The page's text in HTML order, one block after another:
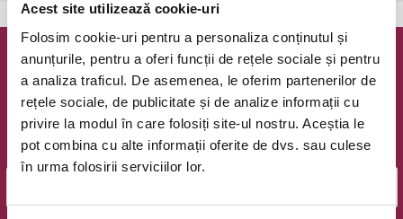
Acest site utilizează cookie-uri
Folosim cookie-uri pentru a personaliza conținutul și
anunțurile, pentru a oferi funcții de rețele sociale și pentru
a analiza traficul. De asemenea, le oferim partenerilor de
rețele sociale, de publicitate și de analize informații cu
privire la modul în care folosiți site-ul nostru. Aceștia le
pot combina cu alte informații oferite de dvs. sau culese
în urma folosirii serviciilor lor.
Newsletter @ Bilete.ro
Oferte exclusive si o editie saptamanala cu cele mai noi
evenimente.
Email